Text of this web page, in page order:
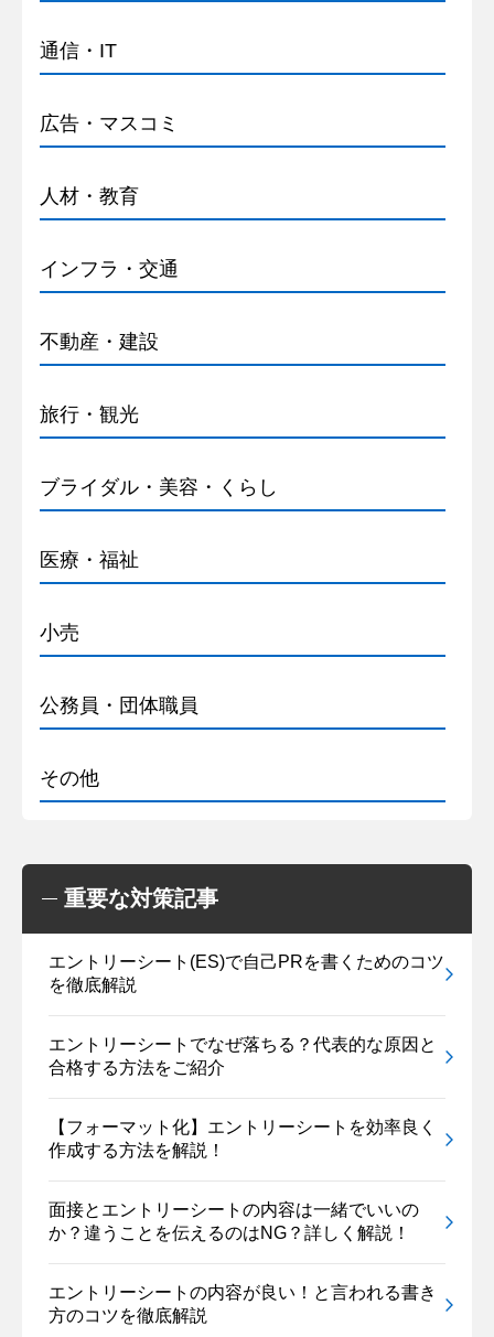
通信・IT
広告・マスコミ
人材・教育
インフラ・交通
不動産・建設
旅行・観光
ブライダル・美容・くらし
医療・福祉
小売
公務員・団体職員
その他
重要な対策記事
エントリーシート(ES)で自己PRを書くためのコツ
を徹底解説
エントリーシートでなぜ落ちる？代表的な原因と
合格する方法をご紹介
【フォーマット化】エントリーシートを効率良く
作成する方法を解説！
面接とエントリーシートの内容は一緒でいいの
か？違うことを伝えるのはNG？詳しく解説！
エントリーシートの内容が良い！と言われる書き
方のコツを徹底解説